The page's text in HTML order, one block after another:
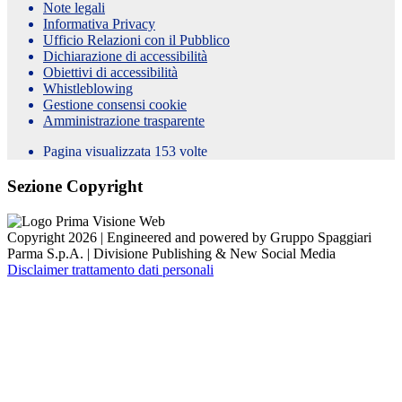
Note legali
Informativa Privacy
Ufficio Relazioni con il Pubblico
Dichiarazione di accessibilità
Obiettivi di accessibilità
Whistleblowing
Gestione consensi cookie
Amministrazione trasparente
Pagina visualizzata 153 volte
Sezione Copyright
Copyright 2026 | Engineered and powered by Gruppo Spaggiari
Parma S.p.A. | Divisione Publishing & New Social Media
Disclaimer trattamento dati personali